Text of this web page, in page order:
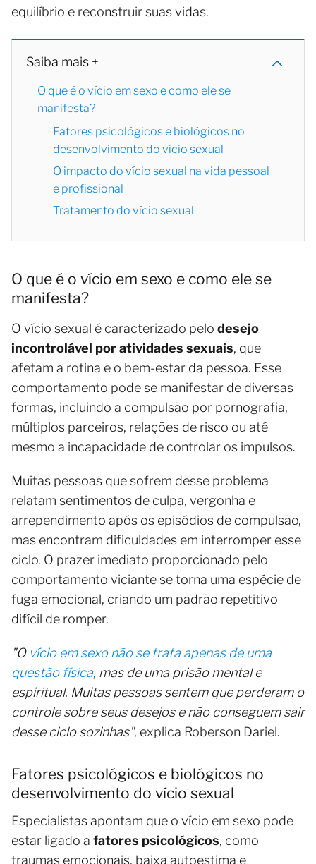
equilíbrio e reconstruir suas vidas.
Saiba mais +
O que é o vício em sexo e como ele se
manifesta?
Fatores psicológicos e biológicos no
desenvolvimento do vício sexual
O impacto do vício sexual na vida pessoal
e profissional
Tratamento do vício sexual
O que é o vício em sexo e como ele se
manifesta?
O vício sexual é caracterizado pelo desejo
incontrolável por atividades sexuais, que
afetam a rotina e o bem-estar da pessoa. Esse
comportamento pode se manifestar de diversas
formas, incluindo a compulsão por pornografia,
múltiplos parceiros, relações de risco ou até
mesmo a incapacidade de controlar os impulsos.
Muitas pessoas que sofrem desse problema
relatam sentimentos de culpa, vergonha e
arrependimento após os episódios de compulsão,
mas encontram dificuldades em interromper esse
ciclo. O prazer imediato proporcionado pelo
comportamento viciante se torna uma espécie de
fuga emocional, criando um padrão repetitivo
difícil de romper.
"O vício em sexo não se trata apenas de uma
questão física, mas de uma prisão mental e
espiritual. Muitas pessoas sentem que perderam o
controle sobre seus desejos e não conseguem sair
desse ciclo sozinhas", explica Roberson Dariel.
Fatores psicológicos e biológicos no
desenvolvimento do vício sexual
Especialistas apontam que o vício em sexo pode
estar ligado a fatores psicológicos, como
traumas emocionais, baixa autoestima e